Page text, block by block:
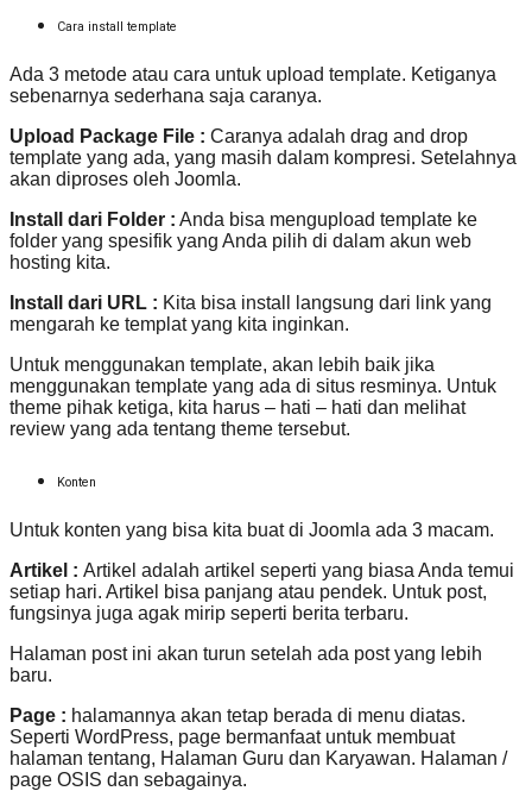
Cara install template
Ada 3 metode atau cara untuk upload template. Ketiganya
sebenarnya sederhana saja caranya.
Upload Package File : Caranya adalah drag and drop
template yang ada, yang masih dalam kompresi. Setelahnya
akan diproses oleh Joomla.
Install dari Folder : Anda bisa mengupload template ke
folder yang spesifik yang Anda pilih di dalam akun web
hosting kita.
Install dari URL : Kita bisa install langsung dari link yang
mengarah ke templat yang kita inginkan.
Untuk menggunakan template, akan lebih baik jika
menggunakan template yang ada di situs resminya. Untuk
theme pihak ketiga, kita harus – hati – hati dan melihat
review yang ada tentang theme tersebut.
Konten
Untuk konten yang bisa kita buat di Joomla ada 3 macam.
Artikel : Artikel adalah artikel seperti yang biasa Anda temui
setiap hari. Artikel bisa panjang atau pendek. Untuk post,
fungsinya juga agak mirip seperti berita terbaru.
Halaman post ini akan turun setelah ada post yang lebih
baru.
Page : halamannya akan tetap berada di menu diatas.
Seperti WordPress, page bermanfaat untuk membuat
halaman tentang, Halaman Guru dan Karyawan. Halaman /
page OSIS dan sebagainya.